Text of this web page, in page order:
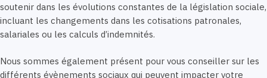
soutenir dans les évolutions constantes de la législation sociale,
incluant les changements dans les cotisations patronales,
salariales ou les calculs d’indemnités.
Nous sommes également présent pour vous conseiller sur les
différents évènements sociaux qui peuvent impacter votre